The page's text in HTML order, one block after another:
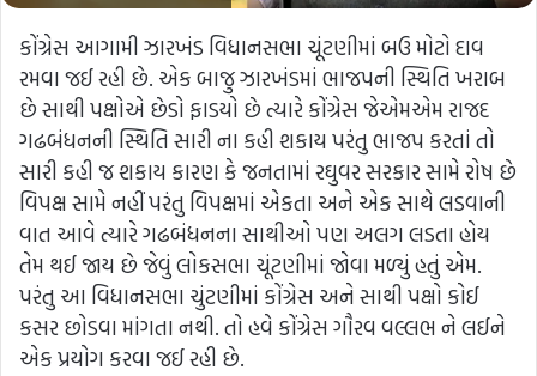
કોંગ્રેસ આગામી ઝારખંડ વિધાનસભા ચૂંટણીમાં બઉ મોટો દાવ
રમવા જઈ રહી છે. એક બાજુ ઝારખંડમાં ભાજપની સ્થિતિ ખરાબ
છે સાથી પક્ષોએ છેડો ફાડયો છે ત્યારે કોંગ્રેસ જેએમએમ રાજદ
ગઢબંધનની સ્થિતિ સારી ના કહી શકાય પરંતુ ભાજપ કરતાં તો
સારી કહી જ શકાય કારણ કે જનતામાં રઘુવર સરકાર સામે રોષ છે
વિપક્ષ સામે નહીં પરંતુ વિપક્ષમાં એકતા અને એક સાથે લડવાની
વાત આવે ત્યારે ગઢબંધનના સાથીઓ પણ અલગ લડતા હોય
તેમ થઈ જાય છે જેવું લોકસભા ચૂંટણીમાં જોવા મળ્યું હતું એમ.
પરંતુ આ વિધાનસભા ચુંટણીમાં કોંગ્રેસ અને સાથી પક્ષો કોઈ
કસર છોડવા માંગતા નથી. તો હવે કોંગ્રેસ ગૌરવ વલ્લભ ને લઈને
એક પ્રયોગ કરવા જઈ રહી છે.